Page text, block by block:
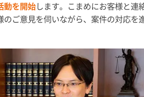
動を開始します。こまめにお客様と連
のご意見を伺いながら、案件の対応を